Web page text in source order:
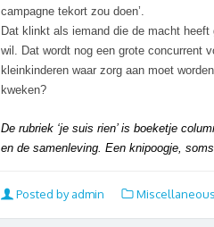
campagne tekort zou doen’.
Dat klinkt als iemand die de macht
wil. Dat wordt nog een grote concurrent
kleinkinderen waar zorg aan moet
kweken?
De rubriek ‘je suis rien’ is boeketje
en de samenleving. Een knipoogje,
Posted by admin Miscellaneous